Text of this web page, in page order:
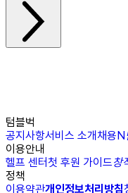
텀블벅
공지사항서비스 소개채용N
이용안내
헬프 센터첫 후원 가이드창
정책
이용약관개인정보처리방침